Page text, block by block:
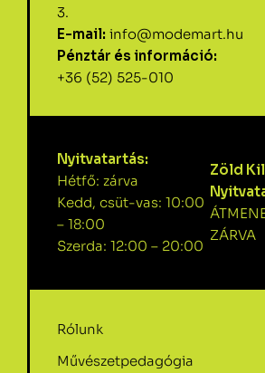
3.
E-mail: info@modemart.hu
Pénztár és információ:
+36 (52) 525-010
Nyitvatartás:
Hétfő: zárva
Kedd, csüt-vas: 10:00
– 18:00
Szerda: 12:00 – 20:00
Zöld
ZÁRVA
Rólunk
Művészetpedagógia